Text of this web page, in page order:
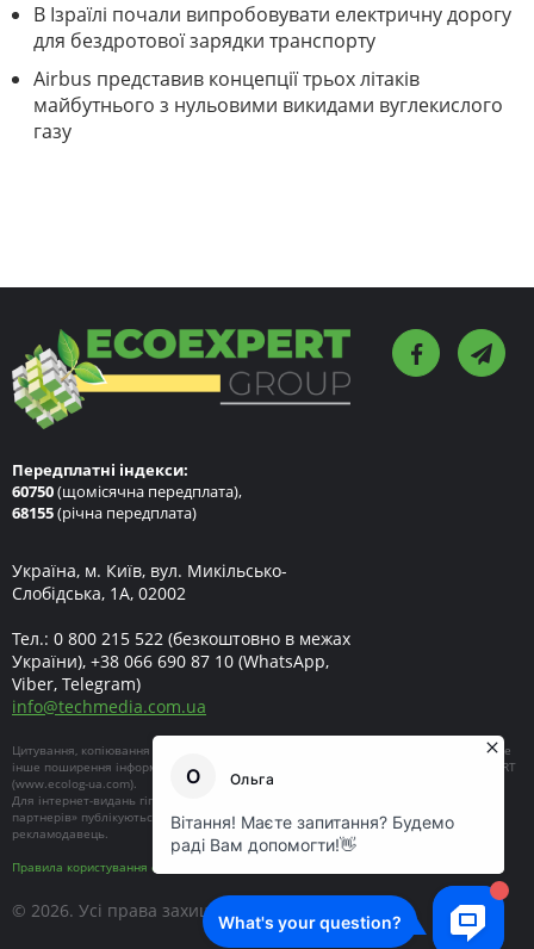
В Ізраїлі почали випробовувати електричну дорогу
для бездротової зарядки транспорту
Airbus представив концепції трьох літаків
майбутнього з нульовими викидами вуглекислого
газу
Передплатні індекси:
60750(щомісячна передплата),
68155(річна передплата)
Україна, м. Київ, вул. Микільсько-
Слобідська, 1А, 02002
Тел.: 0 800 215 522 (безкоштовно в межах
України), +38 066 690 87 10 (WhatsApp,
Viber, Telegram)
info@techmedia.com.ua
Цитування, копіювання окремих частин текстів чи зображень, передрук чи будь-яке
інше поширення інформації ECOEXPERT можливе за умови посилання на ECOEXPERT
(www.ecolog-ua.com).
Для інтернет-видань гіперпосилання є обов'язковим. Матеріали в блоці «Новини
партнерів» публікуються на правах реклами, відповідальність за їхній зміст несе
рекламодавець.
Правила користування сайтом
© 2026. Усі права захищені